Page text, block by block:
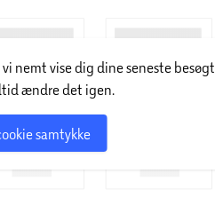
nemt vise dig dine seneste
ændre det igen.
samtykke